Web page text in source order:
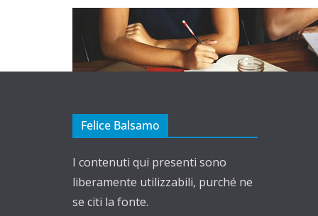
Felice Balsamo
I contenuti qui presenti sono
liberamente utilizzabili, purché ne
se citi la fonte.